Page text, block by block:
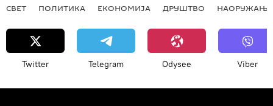
СВЕТ ПОЛИТИКА ЕКОНОМИЈА ДРУШТВО НАОРУЖАЊЕ
Twitter Telegram Odysee Viber